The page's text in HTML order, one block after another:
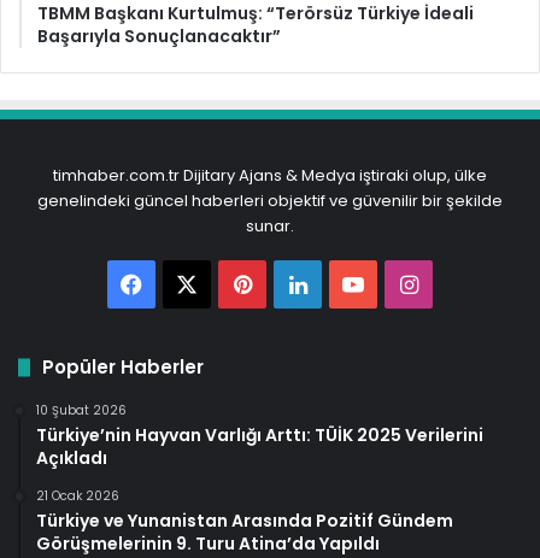
TBMM Başkanı Kurtulmuş: “Terörsüz Türkiye İdeali
Başarıyla Sonuçlanacaktır”
timhaber.com.tr Dijitary Ajans & Medya iştiraki olup, ülke
genelindeki güncel haberleri objektif ve güvenilir bir şekilde
sunar.
FacebookPinterest
LinkedInYouTubeInstagram
Popüler Haberler
10 Şubat 2026
Türkiye’nin Hayvan Varlığı Arttı: TÜİK 2025 Verilerini
Açıkladı
21 Ocak 2026
Türkiye ve Yunanistan Arasında Pozitif Gündem
Görüşmelerinin 9. Turu Atina’da Yapıldı